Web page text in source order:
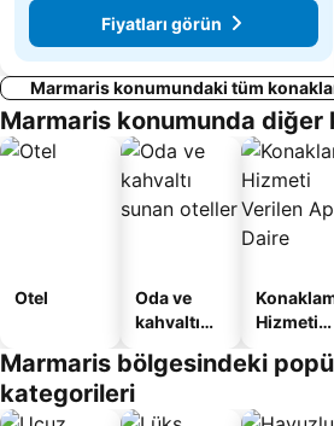
Fiyatları görün
Marmaris konumundaki tüm
Marmaris konumunda diğer
Otel
Oda ve
kahvaltı
oteller
Hizmeti
Apart
Marmaris bölgesindeki
kategorileri